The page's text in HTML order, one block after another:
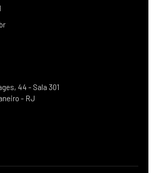
44 - Sala 301
- RJ